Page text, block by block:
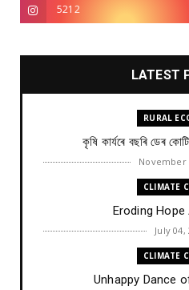
5212
LATEST
RURAL
কৃষি কাৰ্যৰে বছৰি ডেৰ
November
CLIMATE
Eroding Hope
July 04,
CLIMATE
Unhappy Dance